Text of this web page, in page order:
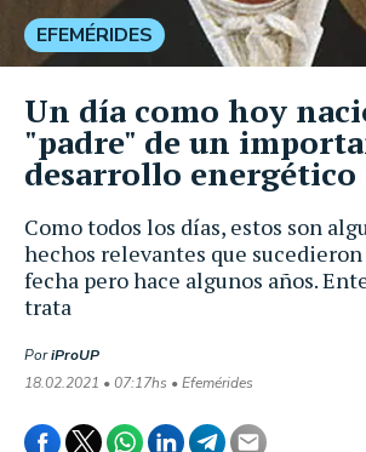
Como todos los días, estos son
hechos relevantes que
fecha pero hace algunos años.
trata
PoriProUP
18.02.2021 • 07:17hs • Efemérides
EFEMÉRIDES
Un día como hoy
"padre" de un
desarrollo energético